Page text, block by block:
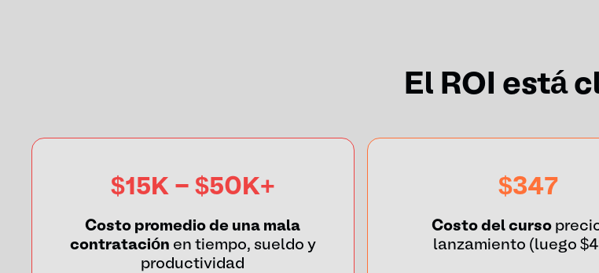
El ROI está
$15K - $50K+
Costo promedio de una mala
contratación en tiempo, sueldo y
productividad
$347
Costo del curso
lanzamiento (luego